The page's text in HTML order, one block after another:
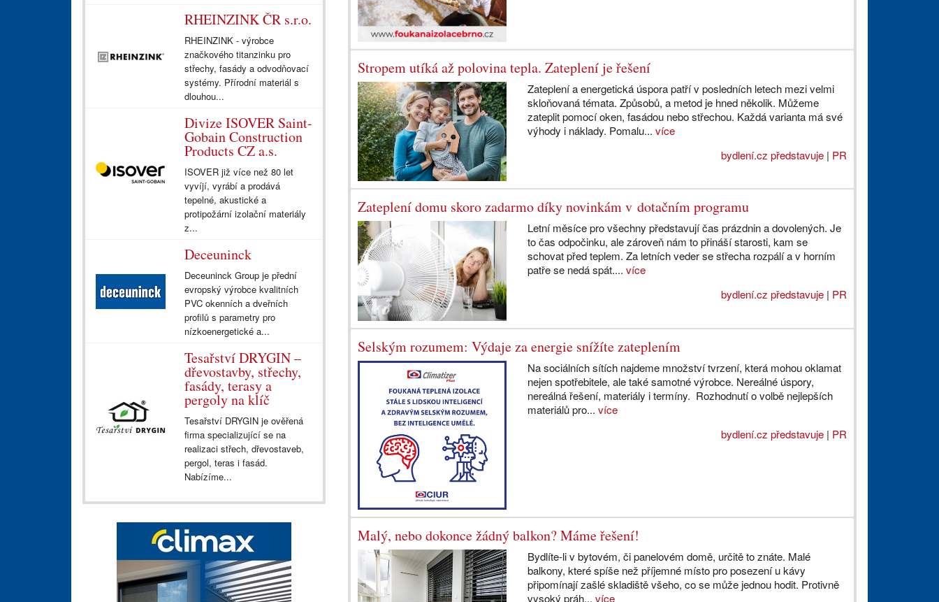
Stropem utíká až polovina tepla. Zateplení je řešení
Zateplení a energetická úspora patří v posledních letech mezi velmi
skloňovaná témata. Způsobů, a metod je hned několik. Můžeme
zateplit pomocí oken, fasádou nebo střechou. Každá varianta má své
výhody i náklady. Pomalu...více
bydlení.cz představuje| PR
Zateplení domu skoro zadarmo díky novinkám v dotačním programu
Letní měsíce pro všechny představují čas prázdnin a dovolených. Je
to čas odpočinku, ale zároveň nám to přináší starosti, kam se
schovat před teplem. Za letních veder se střecha rozpálí a v horním
patře se nedá spát....více
bydlení.cz představuje| PR
Selským rozumem: Výdaje za energie snížíte zateplením
Na sociálních sítích najdeme množství tvrzení, která mohou oklamat
nejen spotřebitele, ale také samotné výrobce. Nereálné úspory,
nereálná řešení, materiály i termíny. Rozhodnutí o volbě nejlepších
materiálů pro...více
bydlení.cz představuje| PR
Malý, nebo dokonce žádný balkon? Máme řešení!
Bydlíte-li v bytovém, či panelovém domě, určitě to znáte. Malé
balkony, které spíše než příjemné místo pro posezení u kávy
připomínají zašlé skladiště všeho, co se může jednou hodit. Protivně
vysoký práh...více
RHEINZINK ČR s.r.o.
RHEINZINK - výrobce
značkového titanzinku pro
střechy, fasády a odvodňovací
systémy. Přírodní materiál s
dlouhou...
Divize ISOVER Saint-
Gobain Construction
Products CZ a.s.
ISOVER již více než 80 let
vyvíjí, vyrábí a prodává
tepelné, akustické a
protipožární izolační materiály
z...
Deceuninck
Deceuninck Group je přední
evropský výrobce kvalitních
PVC okenních a dveřních
profilů s parametry pro
nízkoenergetické a...
Tesařství DRYGIN –
dřevostavby, střechy,
fasády, terasy a
pergoly na klíč
Tesařství DRYGIN je ověřená
firma specializující se na
realizaci střech, dřevostaveb,
pergol, teras i fasád.
Nabízíme...